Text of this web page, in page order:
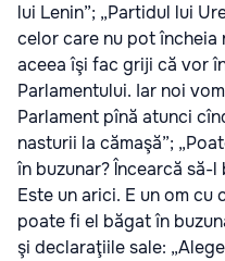
lui Lenin”; „Partidul lui
celor care nu pot încheia
aceea îşi fac griji că vor
Parlamentului. Iar noi
Parlament pînă atunci
nasturii la cămaşă”;
în buzunar? Încearcă să-
Este un arici. E un om
poate fi el băgat în
şi declaraţiile sale: